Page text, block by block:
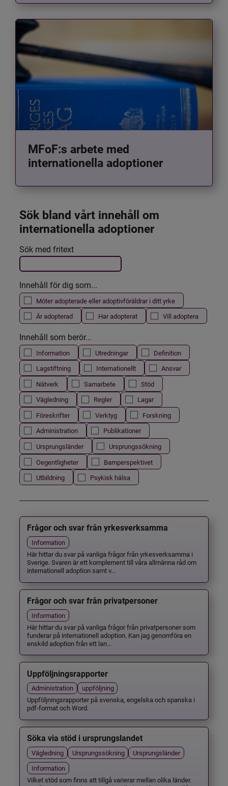
MFoF:s arbete med
internationella adoptioner
Sök bland vårt innehåll om
internationella adoptioner
Filtrera resultatet
Det här formuläret postas automatiskt
Sök med fritext
Innehåll för dig som...
Möter adopterade eller adoptivföräldrar i ditt yrke
Är adopterad
Har adopterat Vill adoptera
Innehåll som berör...
Information Utredningar
Definition
Lagstiftning
Internationellt
Ansvar
Nätverk
Samarbete
Stöd
Vägledning
Regler
Lagar
Föreskrifter
Verktyg
Forskning
Administration
Publikationer
Ursprungsländer
Ursprungssökning
Oegentligheter
Barnperspektivet
Utbildning
Psykisk hälsa
Frågor och svar från yrkesverksamma
Information
Här hittar du svar på vanliga frågor från yrkesverksamma i
Sverige. Svaren är ett komplement till våra allmänna råd om
internationell adoption samt v...
Frågor och svar från privatpersoner
Information
Här hittar du svar på vanliga frågor från privatpersoner som
funderar på internationell adoption. Kan jag genomföra en
enskild adoption från ett lan...
Uppföljningsrapporter
Administration
uppföljning
Uppföljningsrapporter på svenska, engelska och spanska i
pdf-format och Word.
Söka via stöd i ursprungslandet
Vägledning Ursprungssökning
Ursprungsländer
Information
Vilket stöd som finns att tillgå varierar mellan olika länder.